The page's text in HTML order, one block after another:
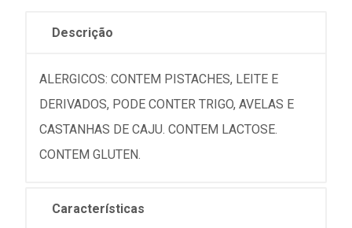
Descrição
ALERGICOS: CONTEM PISTACHES, LEITE E
DERIVADOS, PODE CONTER TRIGO, AVELAS E
CASTANHAS DE CAJU. CONTEM LACTOSE.
CONTEM GLUTEN.
Características